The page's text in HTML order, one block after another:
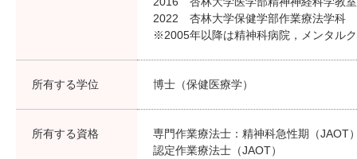
2022 杏林大学保健学部作業療法学科
※2005年以降は精神科病院，メンタル
所有する学位 博士（保健医療学）
所有する資格
専門作業療法士：精神科急性期（JAOT
認定作業療法士（JAOT）